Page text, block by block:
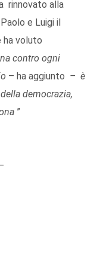
rinnovato alla
e Luigi il
ha voluto
contro ogni
– ha aggiunto – è
democrazia,
”